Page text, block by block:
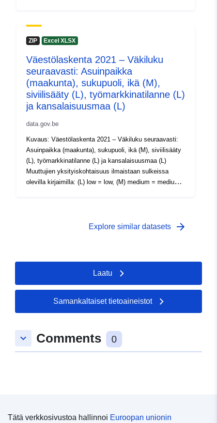
2017/543, asetus (EY) N:o 763/2008 Lisätietoa, dataa ja
julkaisuja löytyy Väestönlaskenta 2021 -sivuilta.
ZIP Excel XLSX
Väestölaskenta 2021 – Väkiluku
seuraavasti: Asuinpaikka
(maakunta), sukupuoli, ikä (M),
siviilisääty (L), työmarkkinatilanne (L)
ja kansalaisuusmaa (L)
data.gov.be
Kuvaus: Väestölaskenta 2021 – Väkiluku seuraavasti:
Asuinpaikka (maakunta), sukupuoli, ikä (M), siviilisääty
(L), työmarkkinatilanne (L) ja kansalaisuusmaa (L)
Muuttujien yksityiskohtaisuus ilmaistaan sulkeissa
olevilla kirjaimilla: (L) low = low, (M) medium = medium
julkaisuja löytyy Väestönlaskenta 2021 -sivuilta.
Explore similar datasets arrow_forward
Laatu
Samankaltaiset tietoaineistot
keyboard_arrow_down Comments 0
Tätä verkkosivustoa hallinnoi Euroopan unionin